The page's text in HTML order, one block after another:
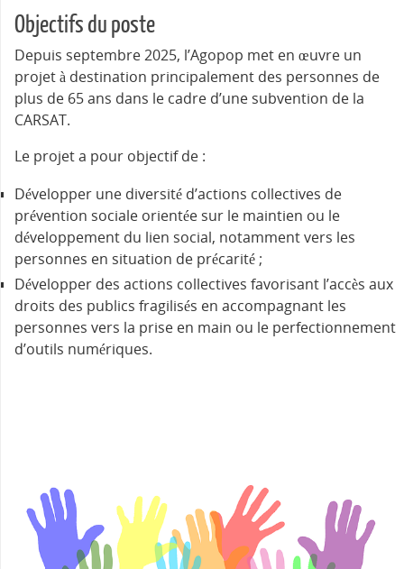
Objectifs du poste
Depuis septembre 2025, l’Agopop met en œuvre un
projet à destination principalement des personnes de
plus de 65 ans dans le cadre d’une subvention de la
CARSAT.
Le projet a pour objectif de :
Développer une diversité d’actions collectives de
prévention sociale orientée sur le maintien ou le
développement du lien social, notamment vers les
personnes en situation de précarité ;
Développer des actions collectives favorisant l’accès aux
droits des publics fragilisés en accompagnant les
personnes vers la prise en main ou le perfectionnement
d’outils numériques.